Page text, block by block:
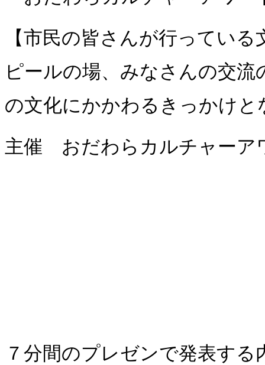
【市民の皆さんが行ってい
ピールの場、みなさんの交
の文化にかかわるきっかけと
主催 おだわらカルチャーア
７分間のプレゼンで発表す